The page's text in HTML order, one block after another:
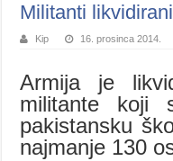
Militanti
Kip 16. prosinca 2014.
Armija je
militante koji
pakistansku
najmanje 130